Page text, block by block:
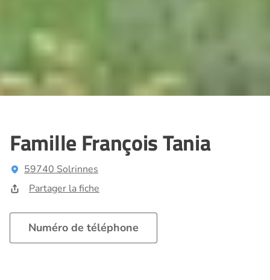
Famille François Tania
59740 Solrinnes
Partager la fiche
Numéro de téléphone